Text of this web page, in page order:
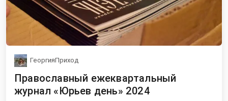
ГеоргияПриход
Православный ежеквартальный
журнал «Юрьев день» 2024